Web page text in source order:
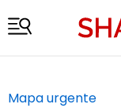
Mapa urgente